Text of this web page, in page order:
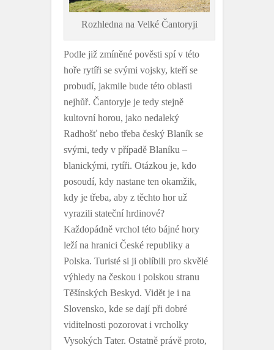
Rozhledna na Velké Čantoryji
Podle již zmíněné pověsti spí v této
hoře rytíři se svými vojsky, kteří se
probudí, jakmile bude této oblasti
nejhůř. Čantoryje je tedy stejně
kultovní horou, jako nedaleký
Radhošť nebo třeba český Blaník se
svými, tedy v případě Blaníku –
blanickými, rytíři. Otázkou je, kdo
posoudí, kdy nastane ten okamžik,
kdy je třeba, aby z těchto hor už
vyrazili stateční hrdinové?
Každopádně vrchol této bájné hory
leží na hranici České republiky a
Polska. Turisté si ji oblíbili pro skvělé
výhledy na českou i polskou stranu
Těšínských Beskyd. Vidět je i na
Slovensko, kde se dají při dobré
viditelnosti pozorovat i vrcholky
Vysokých Tater. Ostatně právě proto,